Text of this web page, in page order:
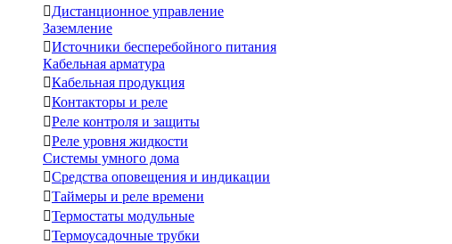
Дистанционное управление
Заземление
Источники бесперебойного питания
Кабельная арматура
Кабельная продукция
Контакторы и реле
Реле контроля и защиты
Реле уровня жидкости
Системы умного дома
Средства оповещения и индикации
Таймеры и реле времени
Термостаты модульные
Термоусадочные трубки